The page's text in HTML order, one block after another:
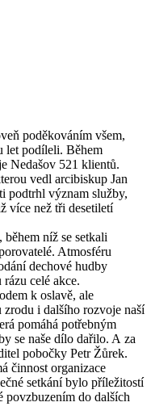
poděkováním všem,
let podíleli. Během
Nedašov 521 klientů.
vedl arcibiskup Jan
podtrhl význam služby,
více než tři desetiletí
níž se setkali
Atmosféru
dechové hudby
celé akce.
k oslavě, ale
i dalšího rozvoje naší
pomáhá potřebným
se naše dílo dařilo. A za
pobočky Petr Žůrek.
činnost organizace
setkání bylo příležitostí
povzbuzením do dalších